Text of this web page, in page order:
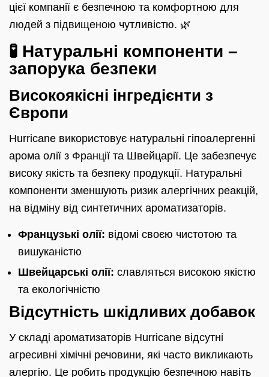
цієї компанії є безпечною та комфортною для
людей з підвищеною чутливістю. 🌿
🧪 Натуральні компоненти –
запорука безпеки
Високоякісні інгредієнти з
Європи
Hurricane використовує натуральні гіпоалергенні
арома олії з Франції та Швейцарії. Це забезпечує
високу якість та безпеку продукції. Натуральні
компоненти зменшують ризик алергічних реакцій,
на відміну від синтетичних ароматизаторів.
Французькі олії: відомі своєю чистотою та
вишуканістю
Швейцарські олії: славляться високою якістю
та екологічністю
Відсутність шкідливих добавок
У складі ароматизаторів Hurricane відсутні
агресивні хімічні речовини, які часто викликають
алергію. Це робить продукцію безпечною навіть